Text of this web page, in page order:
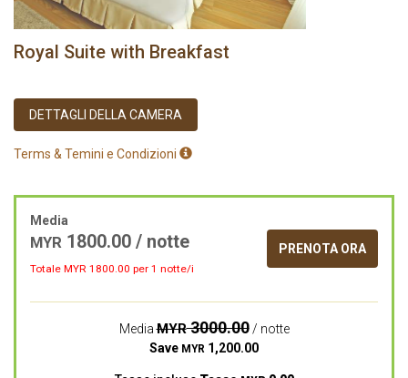
Royal Suite with Breakfast
DETTAGLI DELLA CAMERA
Terms & Temini e Condizioni
Media
MYR 1800.00 / notte
Totale MYR 1800.00 per 1 notte/i
PRENOTA ORA
MediaMYR3000.00/ notte
Save MYR 1,200.00